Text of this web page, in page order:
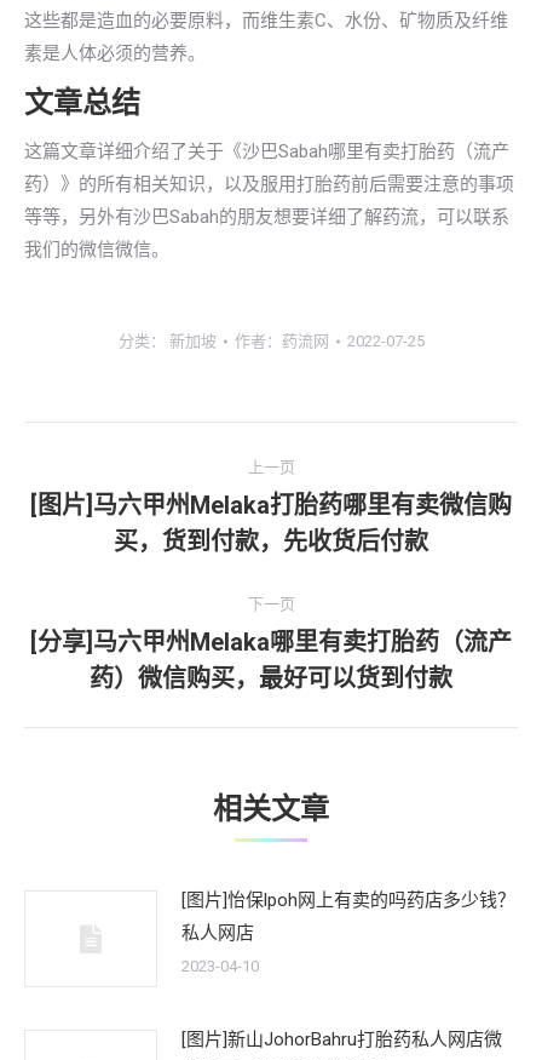
这些都是造血的必要原料，而维生素C、水份、矿物质及纤维
素是人体必须的营养。
文章总结
这篇文章详细介绍了关于《沙巴Sabah哪里有卖打胎药（流产
药）》的所有相关知识，以及服用打胎药前后需要注意的事项
等等，另外有沙巴Sabah的朋友想要详细了解药流，可以联系
我们的微信微信。
分类： 新加坡 作者： 药流网 2022-07-25
章
上一页
上
一
[图片]马六甲州Melaka打胎药哪里有卖微信购
买，货到付款，先收货后付款
下一页
下
一
文
[分享]马六甲州Melaka哪里有卖打胎药（流产
药）微信购买，最好可以货到付款
相关文章
[图片]怡保lpoh网上有卖的吗药店多少钱？
私人网店
2023-04-10
[图片]新山JohorBahru打胎药私人网店微